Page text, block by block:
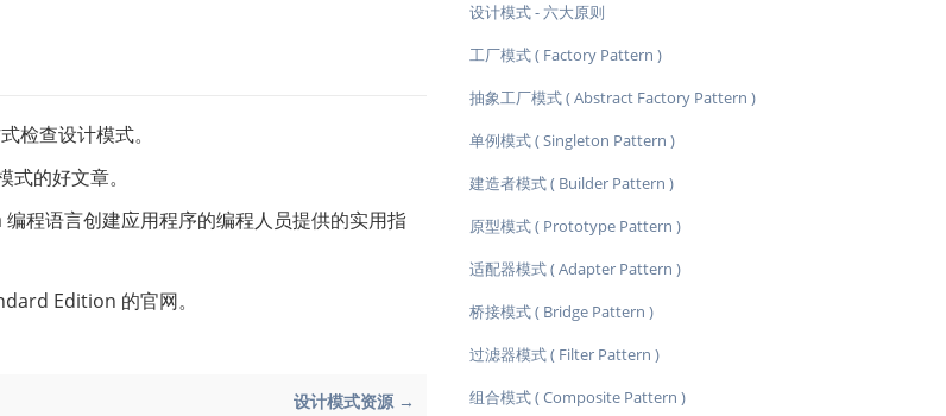
检查设计模式。
式的好文章。
编程语言创建应用程序的编程人员提供的实用指
Edition 的官网。
设计模式资源 →
设计模式 - 六大原则
工厂模式 ( Factory Pattern )
抽象工厂模式 ( Abstract Factory Pattern )
单例模式 ( Singleton Pattern )
建造者模式 ( Builder Pattern )
原型模式 ( Prototype Pattern )
适配器模式 ( Adapter Pattern )
桥接模式 ( Bridge Pattern )
过滤器模式 ( Filter Pattern )
组合模式 ( Composite Pattern )